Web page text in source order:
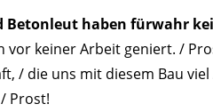
Betonleut haben fürwahr
vor keiner Arbeit geniert. /
/ die uns mit diesem Bau
Prost!